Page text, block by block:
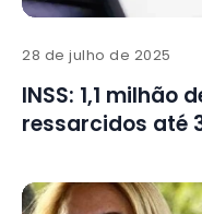
28 de julho de 2025
INSS: 1,1 milhão
ressarcidos até